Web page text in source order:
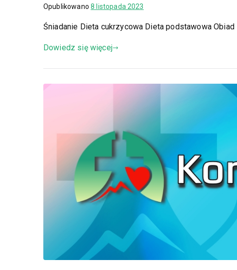
Opublikowano8 listopada 2023
Śniadanie Dieta cukrzycowa Dieta podstawowa
Dowiedz się więcej